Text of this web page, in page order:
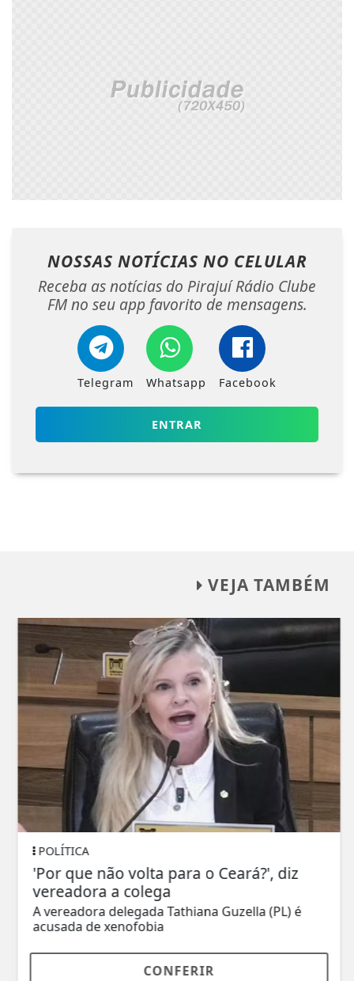
NOSSAS NOTÍCIAS NO CELULAR
Receba as notícias do Pirajuí Rádio Clube
FM no seu app favorito de mensagens.
Telegram Whatsapp Facebook
ENTRAR
VEJA TAMBÉM
POLÍTICA
'Por que não volta para o Ceará?', diz
vereadora a colega
A vereadora delegada Tathiana Guzella (PL) é
acusada de xenofobia
CONFERIR